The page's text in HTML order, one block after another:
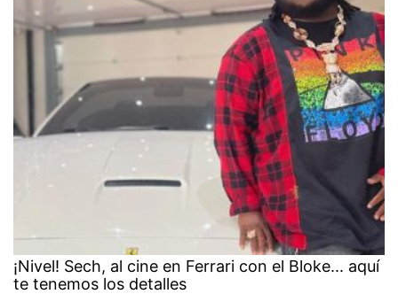
¡Nivel! Sech, al cine en Ferrari con el Bloke... aquí
te tenemos los detalles